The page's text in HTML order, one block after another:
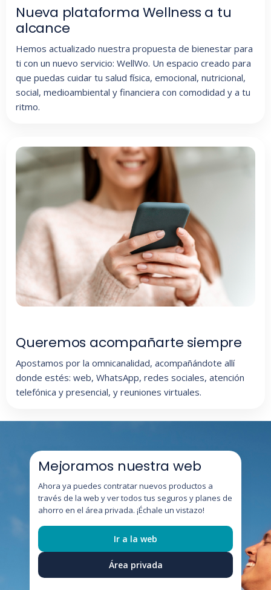
Nueva plataforma Wellness a tu
alcance
Hemos actualizado nuestra propuesta de bienestar para
ti con un nuevo servicio: WellWo. Un espacio creado para
que puedas cuidar tu salud física, emocional, nutricional,
social, medioambiental y financiera con comodidad y a tu
ritmo.
Queremos acompañarte siempre
Apostamos por la omnicanalidad, acompañándote allí
donde estés: web, WhatsApp, redes sociales, atención
telefónica y presencial, y reuniones virtuales.
Mejoramos nuestra web
Ahora ya puedes contratar nuevos productos a
través de la web y ver todos tus seguros y planes de
ahorro en el área privada. ¡Échale un vistazo!
Ir a la web
Área privada